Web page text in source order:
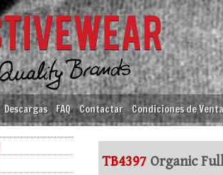
Descargas FAQ Contactar Condiciones de Venta
TB4397 Organic